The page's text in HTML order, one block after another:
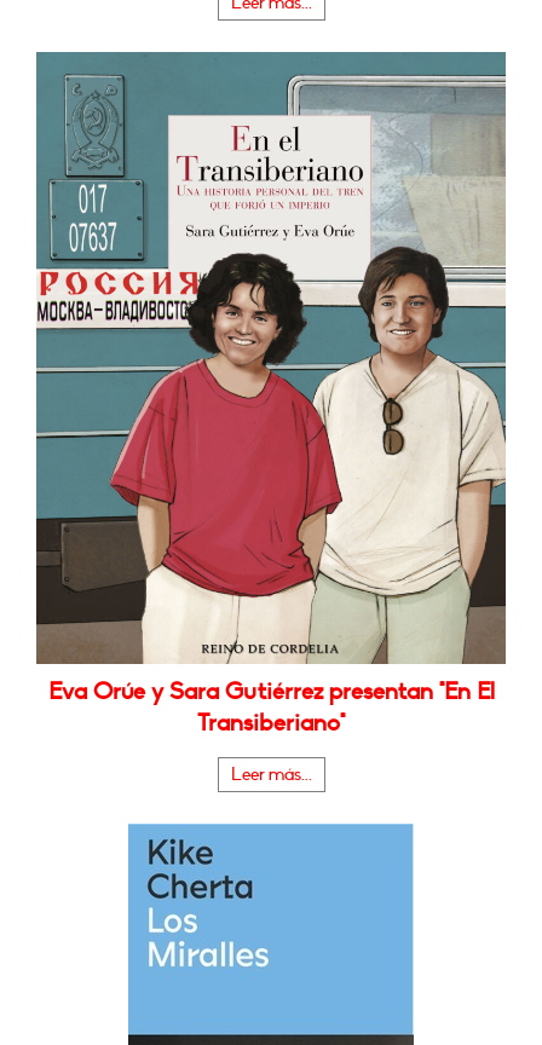
Eva Orúe y Sara Gutiérrez presentan "En El
Transiberiano"
Leer más...